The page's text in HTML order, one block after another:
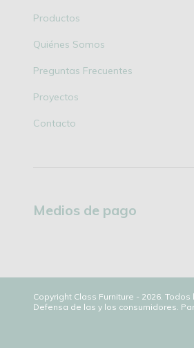
Productos
Quiénes Somos
Preguntas Frecuentes
Proyectos
Contacto
Medios de pago
Copyright Class Furniture - 2026.
Defensa de las y los consumidores.